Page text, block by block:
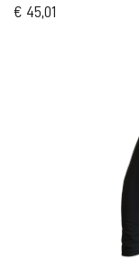
€ 45,01